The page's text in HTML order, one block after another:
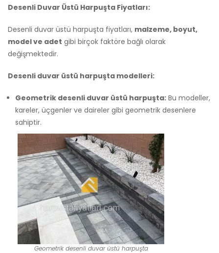
Desenli Duvar Üstü Harpuşta Fiyatları:
Desenli duvar üstü harpuşta fiyatları, malzeme, boyut,
model ve adet gibi birçok faktöre bağlı olarak
değişmektedir.
Desenli duvar üstü harpuşta modelleri:
Geometrik desenli duvar üstü harpuşta: Bu modeller,
kareler, üçgenler ve daireler gibi geometrik desenlere
sahiptir.
Geometrik desenli duvar üstü harpuşta